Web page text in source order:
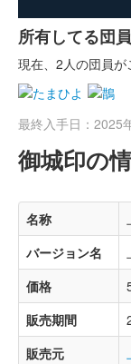
所有してる団員
現在、2人の団員が
最終入手日：2025
御城印の
名称
バージョン名
価格
販売期間
販売元